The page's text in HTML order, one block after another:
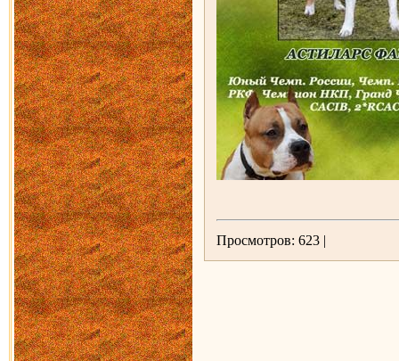
Просмотров: 623 |